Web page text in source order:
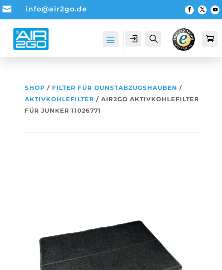
 info@air2go.de
Account Suche 
SHOP / FILTER FÜR DUNSTABZUGSHAUBEN /
AKTIVKOHLEFILTER / AIR2GO AKTIVKOHLEFILTER
FÜR JUNKER 11026771